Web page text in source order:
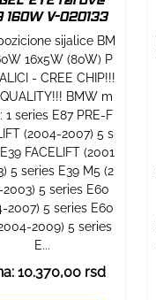
160W V-020133
sijalice BM
16x5W (80W) P
- CREE CHIP!!!
BMW m
1 series E87 PRE-F
(2004-2007) 5 s
FACELIFT (2001
5 series E39 M5 (2
5 series E60
2007) 5 series E60
2009) 5 series
E...
10.370,00 rsd